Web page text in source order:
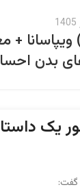
+
بدن
یک
گفت: